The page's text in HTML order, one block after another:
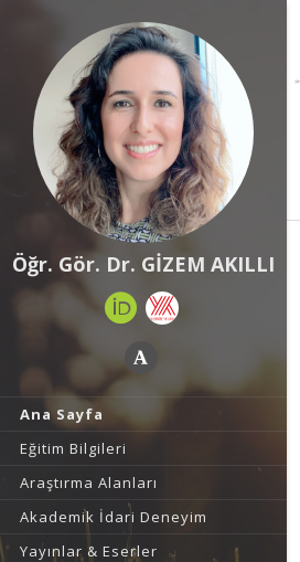
Öğr. Gör. Dr. GİZEM AKILLI
Ana Sayfa
Eğitim Bilgileri
Araştırma Alanları
Akademik İdari Deneyim
Yayınlar & Eserler